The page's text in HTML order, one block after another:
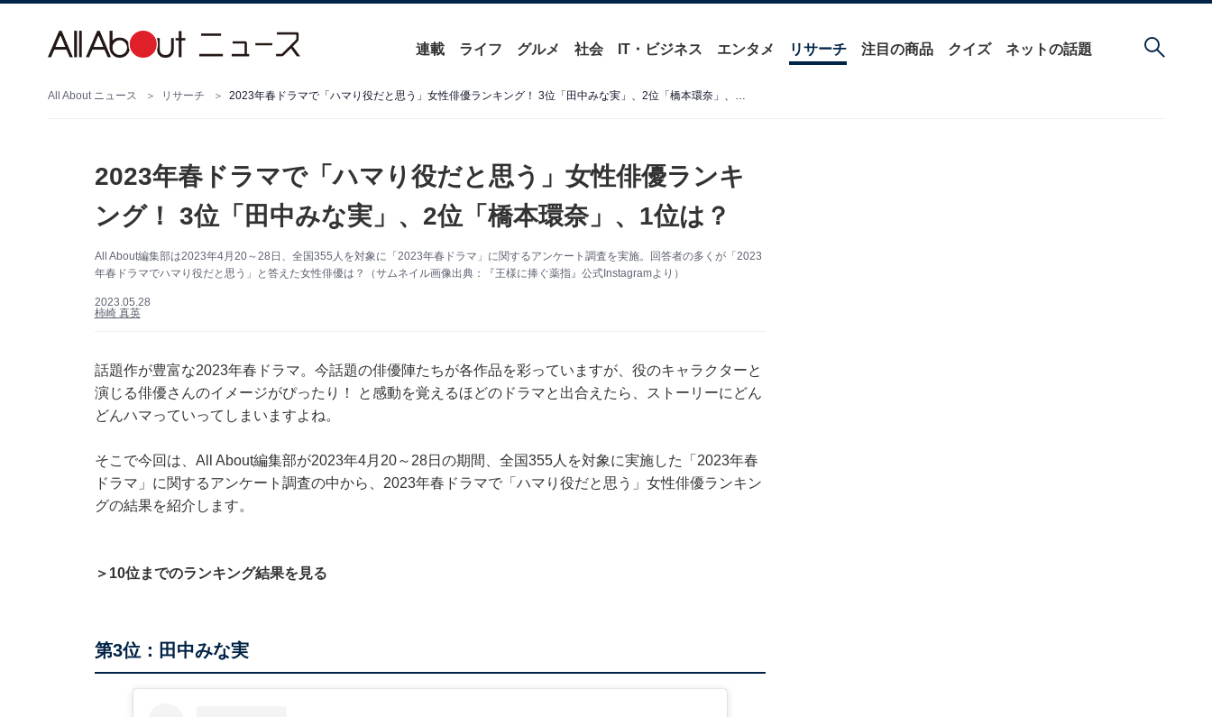
連載 ライフ グルメ 社会 IT・ビジネス エンタメ リサーチ 注目の商品 クイズ ネットの話題
All About ニュース リサーチ 2023年春ドラマで「ハマり役だと思う」女性俳優ランキング！ 3位「田中みな実」、2位「橋本環奈」、1位は？
2023年春ドラマで「ハマり役だと思う」女性俳優ランキ
ング！ 3位「田中みな実」、2位「橋本環奈」、1位は？
All About編集部は2023年4月20～28日、全国355人を対象に「2023年春ドラマ」に関するアンケート調査を実施。回答者の多くが「2023
年春ドラマでハマり役だと思う」と答えた女性俳優は？​（サムネイル画像出典：『王様に捧ぐ薬指』公式Instagramより）
2023.05.28
柿崎 真英
話題作が豊富な2023年春ドラマ。今話題の俳優陣たちが各作品を彩っていますが、役のキャラクターと
演じる俳優さんのイメージがぴったり！ と感動を覚えるほどのドラマと出合えたら、ストーリーにどん
どんハマっていってしまいますよね。
そこで今回は、All About編集部が2023年4月20～28日の期間、全国355人を対象に実施した「2023年春
ドラマ」に関するアンケート調査の中から、2023年春ドラマで「ハマり役だと思う」女性俳優ランキン
グの結果を紹介します。
＞10位までのランキング結果を見る
第3位：田中みな実